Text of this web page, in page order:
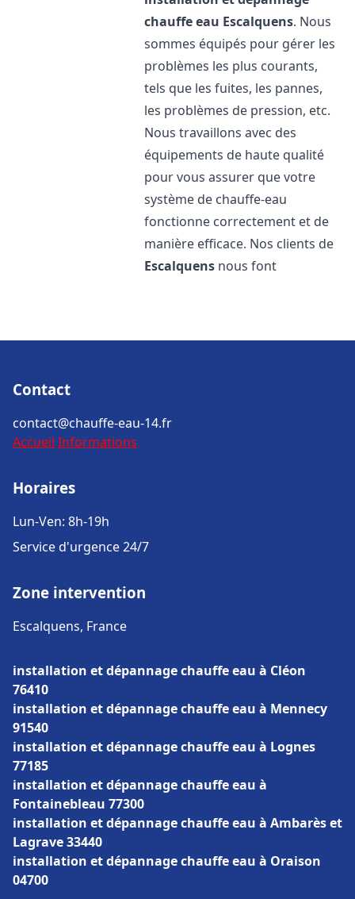
chauffe eau Escalquens. Nous
sommes équipés pour gérer les
problèmes les plus courants,
tels que les fuites, les pannes,
les problèmes de pression, etc.
Nous travaillons avec des
équipements de haute qualité
pour vous assurer que votre
système de chauffe-eau
fonctionne correctement et de
manière efficace. Nos clients de
Escalquens nous font
Contact
contact@chauffe-eau-14.fr
Accueil Informations
Horaires
Lun-Ven: 8h-19h
Service d'urgence 24/7
Zone intervention
Escalquens, France
installation et dépannage chauffe eau à Cléon
76410
installation et dépannage chauffe eau à Mennecy
91540
installation et dépannage chauffe eau à Lognes
77185
installation et dépannage chauffe eau à
Fontainebleau 77300
installation et dépannage chauffe eau à Ambarès et
Lagrave 33440
installation et dépannage chauffe eau à Oraison
04700